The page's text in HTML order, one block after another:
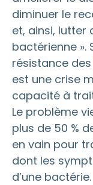
diminuer le
et, ainsi, lutter
bactérienne ».
résistance
est une crise
capacité à
Le problème
plus de 50 %
en vain pour
dont les
d’une bactérie.